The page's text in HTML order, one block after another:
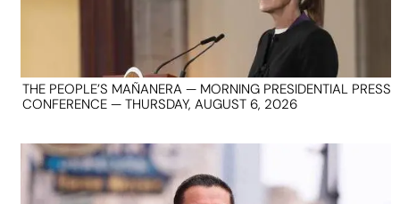
THE PEOPLE’S MAÑANERA — MORNING PRESIDENTIAL PRESS
CONFERENCE — THURSDAY, AUGUST 6, 2026